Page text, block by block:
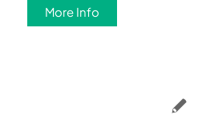
More Info